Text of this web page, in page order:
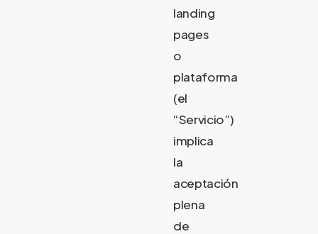
landing
pages
o
plataforma
(el
“Servicio”)
implica
la
aceptación
plena
de